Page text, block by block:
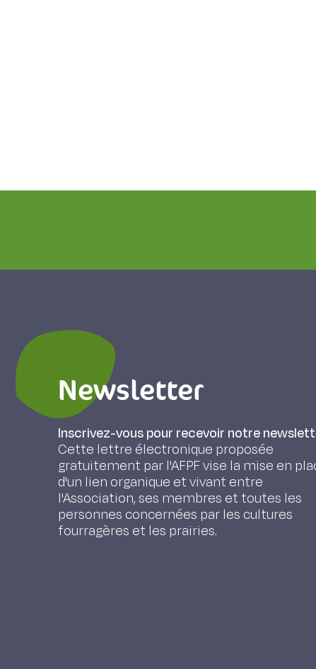
Newsletter
Inscrivez-vous pour recevoir notre
Cette lettre électronique proposée
gratuitement par l'AFPF vise la mise en
d'un lien organique et vivant entre
l'Association, ses membres et toutes les
personnes concernées par les cultures
fourragères et les prairies.